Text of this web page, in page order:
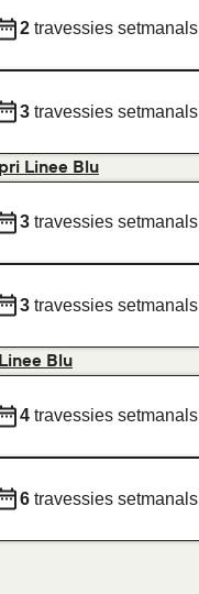
2 travessies setmanals
3 travessies setmanals
Linee Blu
3 travessies setmanals
3 travessies setmanals
Blu
4 travessies setmanals
6 travessies setmanals